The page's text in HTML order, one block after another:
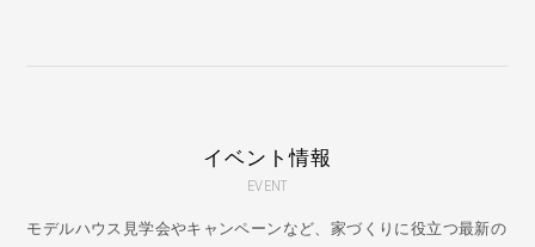
イベント情報
EVENT
モデルハウス見学会やキャンペーンなど、家づくりに役立つ最新の